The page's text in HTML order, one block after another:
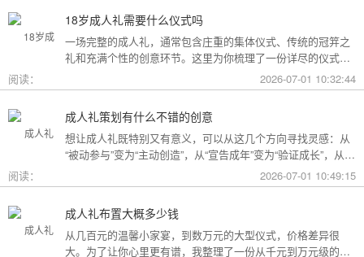
18岁成人礼需要什么仪式吗
一场完整的成人礼，通常包含庄重的集体仪式、传统的冠笄之
礼和充满个性的创意环节。这里为你梳理了一份详尽的仪式清
阅读： 2026-07-01 10:32:44
成人礼策划有什么不错的创意
想让成人礼既特别又有意义，可以从这几个方向寻找灵感：从
“被动参与”变为“主动创造”，从“宣告成年”变为“验证成长”，从
阅读： 2026-07-01 10:49:15
成人礼布置大概多少钱
从几百元的温馨小家宴，到数万元的大型仪式，价格差异很
大。为了让你心里更有谱，我整理了一份从千元到万元级的费